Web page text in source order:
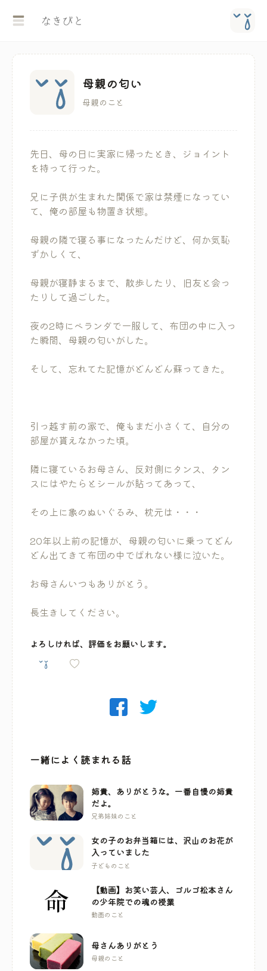
母親の匂い
母親のこと
先日、母の日に実家に帰ったとき、ジョイント
を持って行った。
兄に子供が生まれた関係で家は禁煙になってい
て、俺の部屋も物置き状態。
母親の隣で寝る事になったんだけど、何か気恥
ずかしくて、
母親が寝静まるまで、散歩したり、旧友と会っ
たりして過ごした。
夜の2時にベランダで一服して、布団の中に入っ
た瞬間、母親の匂いがした。
そして、忘れてた記憶がどんどん蘇ってきた。
引っ越す前の家で、俺もまだ小さくて、自分の
部屋が貰えなかった頃。
隣に寝ているお母さん、反対側にタンス、タン
スにはやたらとシールが貼ってあって、
その上に象のぬいぐるみ、枕元は・・・
20年以上前の記憶が、母親の匂いに乗ってどん
どん出てきて布団の中でばれない様に泣いた。
お母さんいつもありがとう。
長生きしてください。
よろしければ、評価をお願いします。
一緒によく読まれる話
姉貴、ありがとうな。一番自慢の姉貴
だよ。
兄弟姉妹のこと
女の子のお弁当箱には、沢山のお花が
入っていました
子どものこと
【動画】お笑い芸人、ゴルゴ松本さん
の少年院での魂の授業
動画のこと
母さんありがとう
母親のこと